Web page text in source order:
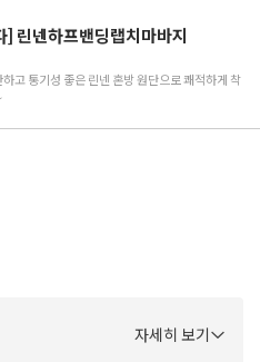
린넨하프밴딩랩치마바지
고 통기성 좋은 린넨 혼방 원단으로 쾌적하게 착
자세히 보기